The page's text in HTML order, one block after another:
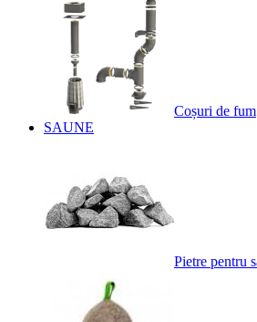
Coșuri de fum
SAUNE
Pietre pentru